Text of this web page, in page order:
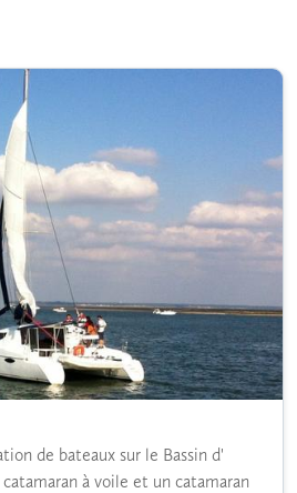
de bateaux sur le Bassin d'
à voile et un catamaran